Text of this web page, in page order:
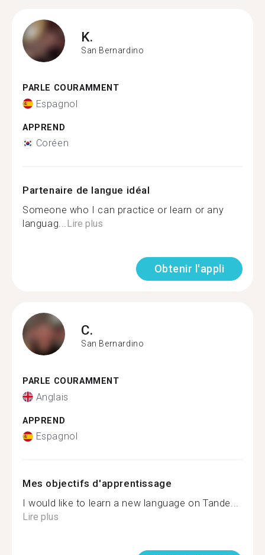
K.
San Bernardino
PARLE COURAMMENT
Espagnol
APPREND
Coréen
Partenaire de langue idéal
Someone who I can practice or learn or any
languag...Lire plus
Obtenir l'appli
C.
San Bernardino
PARLE COURAMMENT
Anglais
APPREND
Espagnol
Mes objectifs d'apprentissage
I would like to learn a new language on Tande...
Lire plus